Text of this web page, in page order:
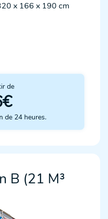
x 166 x 190 cm
de
de 24 heures.
B (21 M³